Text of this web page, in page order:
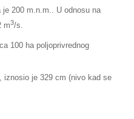
200 m.n.m.. U odnosu na
m3/s.
100 ha poljoprivrednog
iznosio je 329 cm (nivo kad se